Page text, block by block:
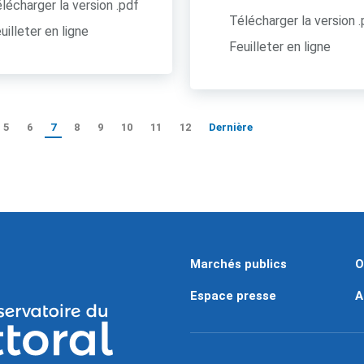
la version .pdf
en ligne
Télécharger la version
Feuilleter en ligne
5 6 7 8 9 10 11 12 Dernière
Marchés publics
Espace presse